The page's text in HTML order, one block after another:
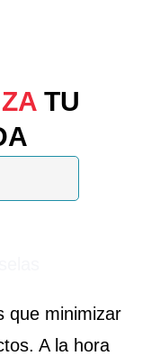
TU
que minimizar
A la hora